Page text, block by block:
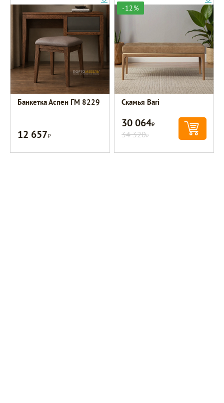
Банкетка Аспен ГМ 8229
12 657Р
-12%
Скамья Bari
30 064Р
34 320Р